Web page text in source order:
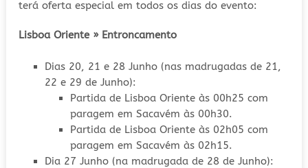
terá oferta especial em todos os dias do evento:
Lisboa Oriente » Entroncamento
Dias 20, 21 e 28 Junho (nas madrugadas de 21,
22 e 29 de Junho):
Partida de Lisboa Oriente às 00h25 com
paragem em Sacavém às 00h30.
Partida de Lisboa Oriente às 02h05 com
paragem em Sacavém às 02h15.
Dia 27 Junho (na madrugada de 28 de Junho):